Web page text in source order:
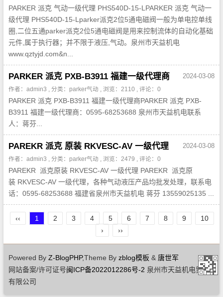
PARKER 派克 气动一级代理 PHS540D-15-LPARKER 派克 气动一
级代理 PHS540D-15-Lparker派克2位5通电磁阀一般为单电控单线
圈,二位五通parker派克2位5通电磁阀是用来控制流体的自动化基础
元件,属于执行器；并不限于液压,气动。泉州市天益机电
www.qztyjd.com&n...
2024-03-08
PARKER 派克 PXB-B3911 福建一级代理商
作者：admin3 , 分类： parker气动 , 浏览：2110 , 评论：0
PARKER 派克 PXB-B3911 福建一级代理商PARKER 派克 PXB-
B3911 福建一级代理商：0595-68253688 泉州市天益机电联系
人：蒋芬...
2024-03-08
PAREKR 派克 原装 RKVESC-AV 一级代理
作者：admin3 , 分类： parker气动 , 浏览：2479 , 评论：0
PAREKR 派克原装 RKVESC-AV 一级代理 PAREKR 派克原
装 RKVESC-AV 一级代理，各种气动液压产品均批发处理，联系电
话：0595-68253688 福建省泉州市天益机电 蒋芬 13559025135 ...
‹‹ 1 2 3 4 5 6 7 8 9
10
›
››
Powered By Z-BlogPHP,Theme By zblog模板 & 唐世军
网站备案/许可证号闽ICP备2022012286号-2 泉州市天益机电贸易
有限公司